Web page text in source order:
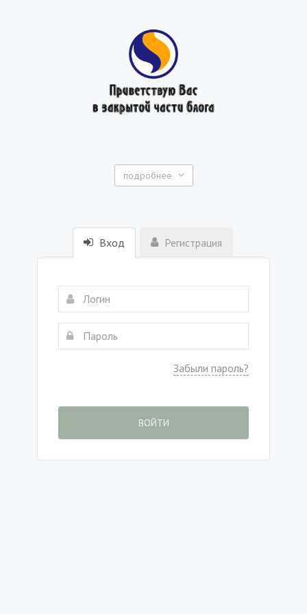
подробнее
Вход Регистрация
Забыли пароль?
ВОЙТИ